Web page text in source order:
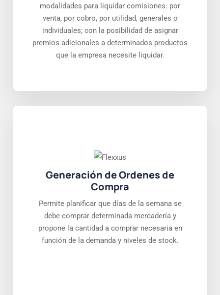
modalidades para liquidar comisiones: por
venta, por cobro, por utilidad, generales o
individuales; con la posibilidad de asignar
premios adicionales a determinados productos
que la empresa necesite liquidar.
Generación de Ordenes de
Compra
Permite planificar que días de la semana se
debe comprar determinada mercadería y
propone la cantidad a comprar necesaria en
función de la demanda y niveles de stock.